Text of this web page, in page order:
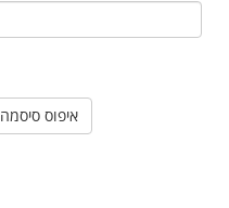
איפוס סיסמה